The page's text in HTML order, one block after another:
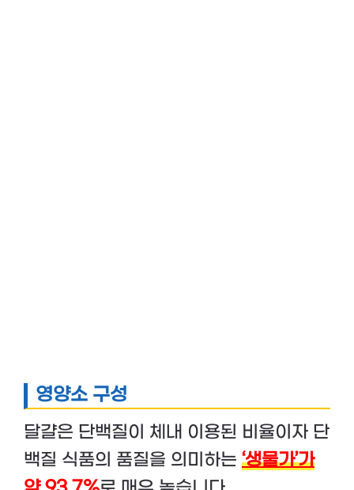
영양소 구성
달걀은 단백질이 체내 이용된 비율이자 단
백질 식품의 품질을 의미하는 ‘생물가’가